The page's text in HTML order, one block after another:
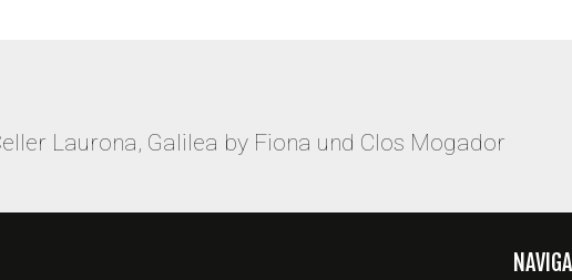
Laurona, Galilea by Fiona und Clos Mogador